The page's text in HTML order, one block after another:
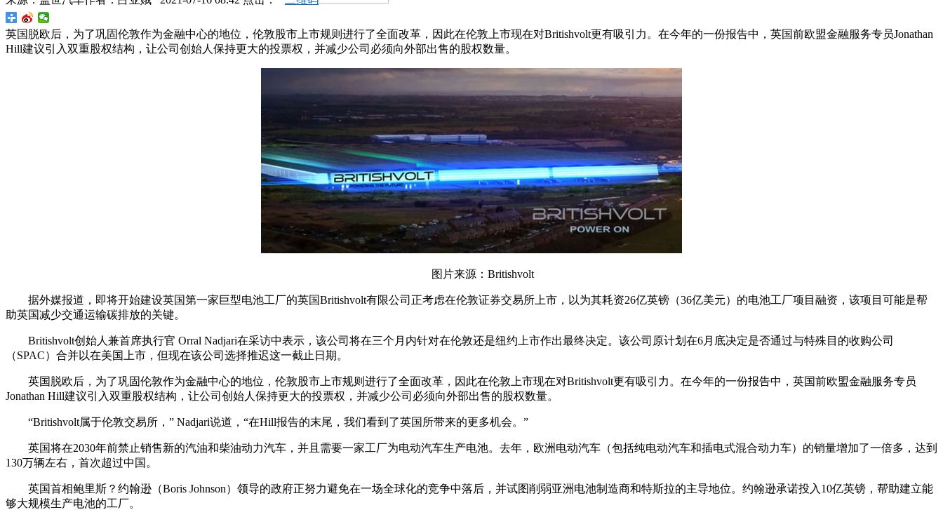
英国脱欧后，为了巩固伦敦作为金融中心的地位，伦敦股市上市规则进行了全面改革，因此在伦敦上市现在对Britishvolt更有吸引力。在今年的一份报告中，英国前欧盟金融服务专员Jonathan
Hill建议引入双重股权结构，让公司创始人保持更大的投票权，并减少公司必须向外部出售的股权数量。
图片来源：Britishvolt
据外媒报道，即将开始建设英国第一家巨型电池工厂的英国Britishvolt有限公司正考虑在伦敦证券交易所上市，以为其耗资26亿英镑（36亿美元）的电池工厂项目融资，该项目可能是帮
助英国减少交通运输碳排放的关键。
Britishvolt创始人兼首席执行官 Orral Nadjari在采访中表示，该公司将在三个月内针对在伦敦还是纽约上市作出最终决定。该公司原计划在6月底决定是否通过与特殊目的收购公司
（SPAC）合并以在美国上市，但现在该公司选择推迟这一截止日期。
英国脱欧后，为了巩固伦敦作为金融中心的地位，伦敦股市上市规则进行了全面改革，因此在伦敦上市现在对Britishvolt更有吸引力。在今年的一份报告中，英国前欧盟金融服务专员
Jonathan Hill建议引入双重股权结构，让公司创始人保持更大的投票权，并减少公司必须向外部出售的股权数量。
“Britishvolt属于伦敦交易所，” Nadjari说道，“在Hill报告的末尾，我们看到了英国所带来的更多机会。”
英国将在2030年前禁止销售新的汽油和柴油动力汽车，并且需要一家工厂为电动汽车生产电池。去年，欧洲电动汽车（包括纯电动汽车和插电式混合动力车）的销量增加了一倍多，达到
130万辆左右，首次超过中国。
英国首相鲍里斯？约翰逊（Boris Johnson）领导的政府正努力避免在一场全球化的竞争中落后，并试图削弱亚洲电池制造商和特斯拉的主导地位。约翰逊承诺投入10亿英镑，帮助建立能
够大规模生产电池的工厂。